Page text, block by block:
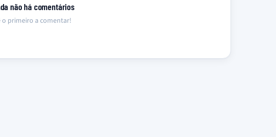
não há comentários
o primeiro a comentar!